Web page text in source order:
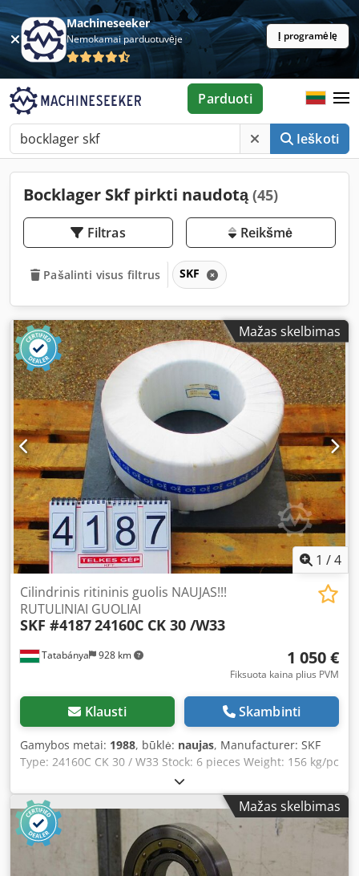
Machineseeker
Nemokamai parduotuvėje Į programėlę
Ieškoti
Parduoti
Bocklager Skf pirkti naudotą(45)
Filtras Reikšmė
Pašalinti visus filtrus SKF
Mažas skelbimas
1 /4
Tatabánya 928 km
Cilindrinis ritininis guolis NAUJAS!!!
RUTULINIAI GUOLIAI
SKF #418724160C CK 30 /W33
1 050 €
Fiksuota kaina plius PVM
Klausti Skambinti
Gamybos metai: 1988, būklė: naujas, Manufacturer: SKF
Type: 24160C CK 30 / W33 Stock: 6 pieces Weight: 156 kg/pc
Price is per piece Cedodqrbhjpfx Adyjrf
Mažas skelbimas